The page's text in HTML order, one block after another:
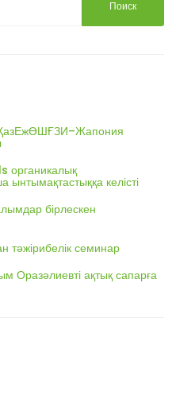
келісті
бірлескен
тәжірибелік семинар
ақтық сапарға